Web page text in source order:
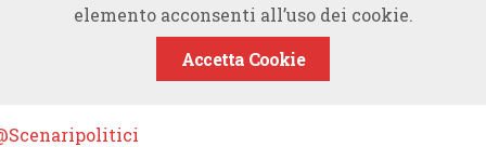
elemento acconsenti all’uso dei cookie.
Accetta Cookie